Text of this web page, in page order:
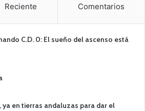
Reciente Comentarios
C.D. 0: El sueño del ascenso está
en tierras andaluzas para dar el